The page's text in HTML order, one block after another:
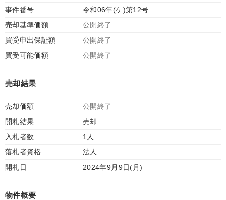
事件番号
令和06年(ケ)第12号
売却基準価額
公開終了
買受申出保証額
公開終了
買受可能価額
公開終了
売却結果
売却価額
公開終了
開札結果
売却
入札者数
1人
落札者資格
法人
開札日
2024年9月9日(月)
物件概要